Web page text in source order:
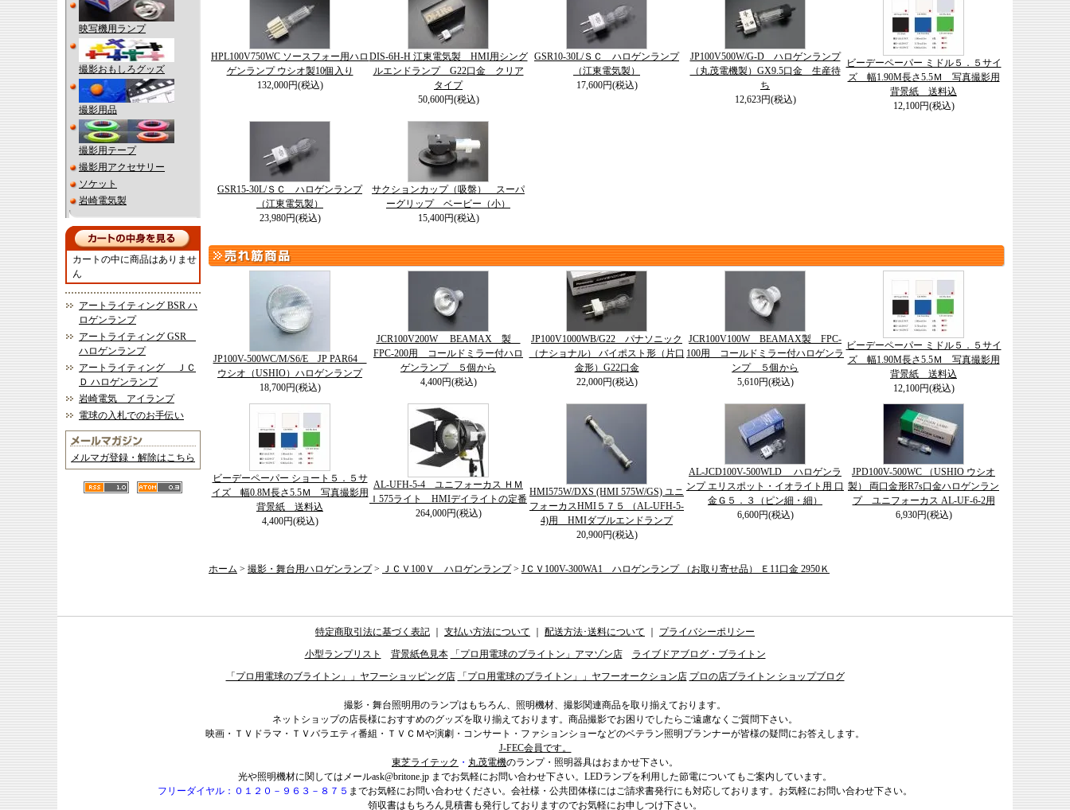
映写機用ランプ
撮影おもしろグッズ
撮影用品
撮影用テープ
撮影用アクセサリー
ソケット
岩崎電気製
カートの中に商品はありませ
ん
アートライティング BSR ハ
ロゲンランプ
アートライティング GSR
ハロゲンランプ
アートライティング ＪＣ
Ｄ ハロゲンランプ
岩崎電気 アイランプ
電球の入札でのお手伝い
メルマガ登録・解除はこちら
HPL100V750WC ソースフォー用ハロ
ゲンランプ ウシオ製10個入り
132,000円(税込)
DIS-6H-H 江東電気製 HMI用シング
ルエンドランプ G22口金 クリア
タイプ
50,600円(税込)
GSR10-30L/ＳＣ ハロゲンランプ
（江東電気製）
17,600円(税込)
JP100V500W/G-D ハロゲンランプ
（丸茂電機製）GX9.5口金 生産待
ち
12,623円(税込)
ビーデーペーパー ミドル５．５サイ
ズ 幅1.90M長さ5.5Ｍ 写真撮影用
背景紙 送料込
12,100円(税込)
GSR15-30L/ＳＣ ハロゲンランプ
（江東電気製）
23,980円(税込)
サクションカップ（吸盤） スーパ
ーグリップ ベービー（小）
15,400円(税込)
JP100V-500WC/M/S6/E JP PAR64
ウシオ（USHIO）ハロゲンランプ
18,700円(税込)
JCR100V200W BEAMAX 製
FPC-200用 コールドミラー付ハロ
ゲンランプ ５個から
4,400円(税込)
JP100V1000WB/G22 パナソニック
（ナショナル） バイポスト形（片口
金形）G22口金
22,000円(税込)
JCR100V100W BEAMAX製 FPC-
100用 コールドミラー付ハロゲンラ
ンプ ５個から
5,610円(税込)
ビーデーペーパー ミドル５．５サイ
ズ 幅1.90M長さ5.5Ｍ 写真撮影用
背景紙 送料込
12,100円(税込)
ビーデーペーパー ショート５．５サ
イズ 幅0.8M長さ5.5Ｍ 写真撮影用
背景紙 送料込
4,400円(税込)
AL-UFH-5-4 ユニフォーカス ＨＭ
Ｉ575ライト HMIデイライトの定番
264,000円(税込)
HMI575W/DXS (HMI 575W/GS) ユニ
フォーカスHMI５７５ （AL-UFH-5-
4)用 HMIダブルエンドランプ
20,900円(税込)
AL-JCD100V-500WLD ハロゲンラ
ンプ エリスポット・イオライト用 口
金Ｇ５．３（ピン細・細）
6,600円(税込)
JPD100V-500WC （USHIO ウシオ
製） 両口金形R7s口金ハロゲンラン
プ ユニフォーカス AL-UF-6-2用
6,930円(税込)
ホーム > 撮影・舞台用ハロゲンランプ> ＪＣＶ100Ｖ ハロゲンランプ> JＣＶ100V-300WA1 ハロゲンランプ （お取り寄せ品） Ｅ11口金 2950Ｋ
特定商取引法に基づく表記 支払い方法について 配送方法･送料について
プライバシーポリシー
小型ランプリスト
背景紙色見本 「プロ用電球のブライトン」アマゾン店
ライブドアブログ・ブライトン
「プロ用電球のブライトン」」ヤフーショッピング店
「プロ用電球のブライトン」」ヤフーオークション店 プロの店ブライトン ショップブログ
撮影・舞台照明用のランプはもちろん、照明機材、撮影関連商品を取り揃えております。
ネットショップの店長様におすすめのグッズを取り揃えております。商品撮影でお困りでしたらご遠慮なくご質問下さい。
映画・ＴＶドラマ・ＴＶバラエティ番組・ＴＶＣＭや演劇・コンサート・ファションショーなどのベテラン照明プランナーが皆様の疑問にお答えします。
J-FEC会員です。
東芝ライテック ・ 丸茂電機のランプ・照明器具はおまかせ下さい。
光や照明機材に関してはメールask@britone.jp までお気軽にお問い合わせ下さい。LEDランプを利用した節電についてもご案内しています。
フリーダイヤル：０１２０－９６３－８７５ までお気軽にお問い合わせください。会社様・公共団体様にはご請求書発行にも対応しております。お気軽にお問い合わせ下さい。
領収書はもちろん見積書も発行しておりますのでお気軽にお申しつけ下さい。